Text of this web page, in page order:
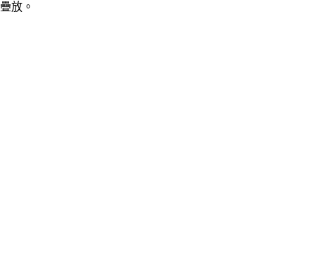
疊放。